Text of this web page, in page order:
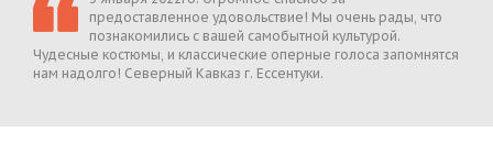
предоставленное удовольствие! Мы очень рады, что
познакомились с вашей самобытной культурой.
Чудесные костюмы, и классические оперные голоса запомнятся
нам надолго! Северный Кавказ г. Ессентуки.